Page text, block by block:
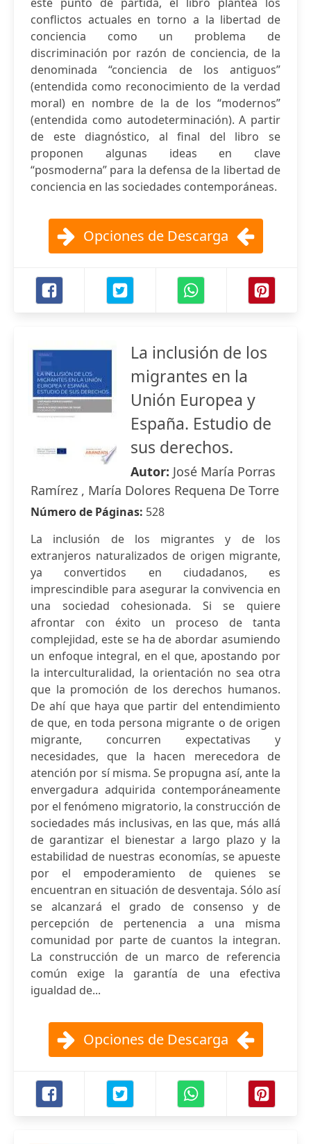
conflictos actuales en torno a la libertad de
conciencia como un problema de
discriminación por razón de conciencia, de la
denominada “conciencia de los antiguos”
(entendida como reconocimiento de la verdad
moral) en nombre de la de los “modernos”
(entendida como autodeterminación). A partir
de este diagnóstico, al final del libro se
proponen algunas ideas en clave
“posmoderna” para la defensa de la libertad de
conciencia en las sociedades contemporáneas.
Opciones de Descarga
La inclusión de los
migrantes en la
Unión Europea y
España. Estudio de
sus derechos.
Autor: José María Porras
Ramírez , María Dolores Requena De Torre
Número de Páginas: 528
La inclusión de los migrantes y de los
extranjeros naturalizados de origen migrante,
ya convertidos en ciudadanos, es
imprescindible para asegurar la convivencia en
una sociedad cohesionada. Si se quiere
afrontar con éxito un proceso de tanta
complejidad, este se ha de abordar asumiendo
un enfoque integral, en el que, apostando por
la interculturalidad, la orientación no sea otra
que la promoción de los derechos humanos.
De ahí que haya que partir del entendimiento
de que, en toda persona migrante o de origen
migrante, concurren expectativas y
necesidades, que la hacen merecedora de
atención por sí misma. Se propugna así, ante la
envergadura adquirida contemporáneamente
por el fenómeno migratorio, la construcción de
sociedades más inclusivas, en las que, más allá
de garantizar el bienestar a largo plazo y la
estabilidad de nuestras economías, se apueste
por el empoderamiento de quienes se
encuentran en situación de desventaja. Sólo así
se alcanzará el grado de consenso y de
percepción de pertenencia a una misma
comunidad por parte de cuantos la integran.
La construcción de un marco de referencia
común exige la garantía de una efectiva
igualdad de...
Opciones de Descarga